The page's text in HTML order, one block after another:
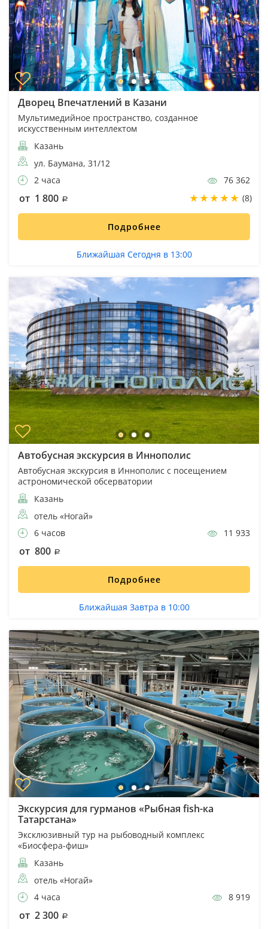
Дворец Впечатлений в Казани
Мультимедийное пространство, созданное
искусственным интеллектом
Казань
ул. Баумана, 31/12
2 часа
76 362
от 1 800 (8)
Подробнее
Ближайшая Сегодня в 13:00
Автобусная экскурсия в Иннополис
Автобусная экскурсия в Иннополис с посещением
астрономической обсерватории
Казань
отель «Ногай»
6 часов
11 933
от 800
Подробнее
Ближайшая Завтра в 10:00
Экскурсия для гурманов «Рыбная fish-ка
Татарстана»
Эксклюзивный тур на рыбоводный комплекс
«Биосфера-фиш»
Казань
отель «Ногай»
4 часа
8 919
от 2 300